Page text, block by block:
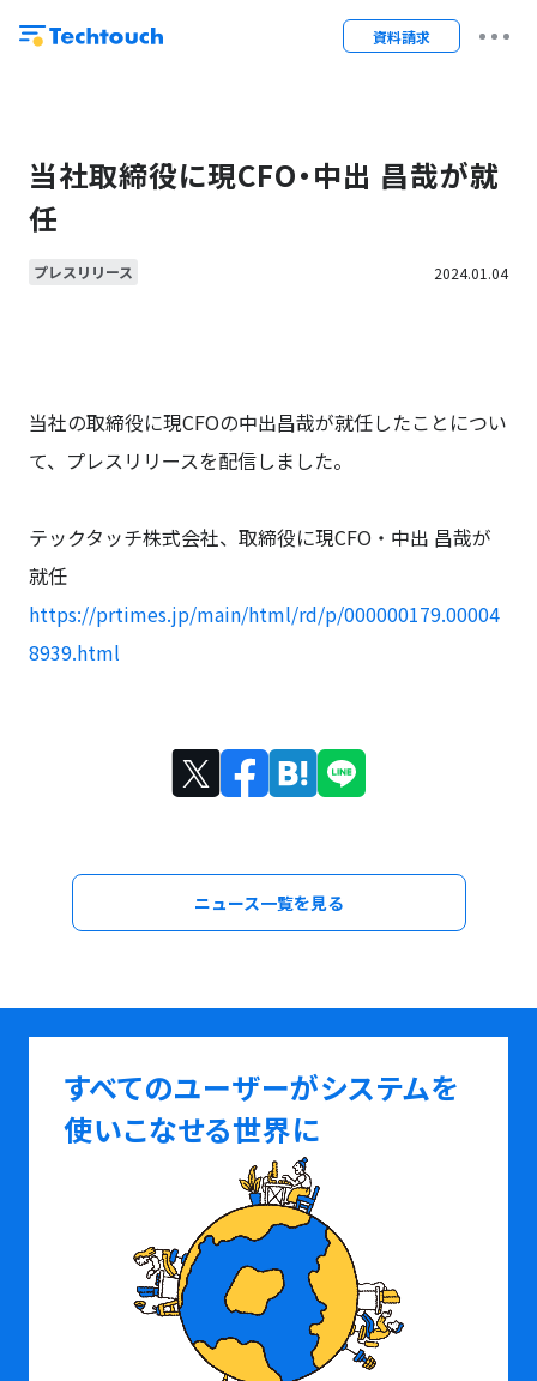
資料請求
当社取締役に現CFO・中出 昌哉が就
任
プレスリリース 2024.01.04
当社の取締役に現CFOの中出昌哉が就任したこと につい
て、プレスリリースを配信しました。
テックタッチ株式会社、取締役に現CFO・中出 昌哉が
就任
https://prtimes.jp/main/html/rd/p/000000179.00004
8939.html
ニュース一覧を見る
すべてのユーザーがシステムを
使いこなせる世界に